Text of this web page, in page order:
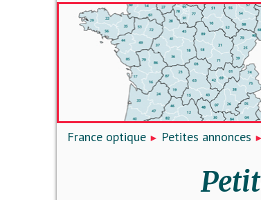
France optique Petites annonces